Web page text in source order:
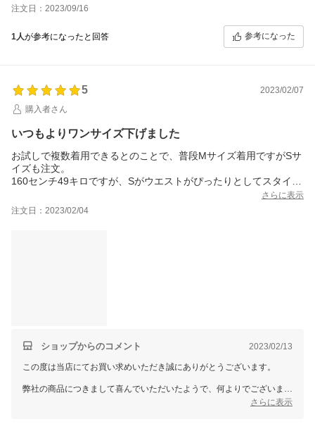
キロ
注文日：2023/09/16
1人が参考になったと回答 参考になった
5
2023/02/07
購入者さん
いつもよりワンサイズ下げました
お試しで複数着用できるとのことで、普段Mサイズ着用ですがSサ
イズも注文。
160センチ49キロですが、Sがウエストがぴったりとしてスタイル
M着用の際は腕のレース部分にゆとりがあるけどまぁちょうどい
さらに表示
注文日：2023/02/04
ショップからのコメント 2023/02/13
この度は当店にてお買い求めいただき誠にありがとうございます。
弊社の商品につきまして喜んでいただいたようで、何よりでございま
さらに表示